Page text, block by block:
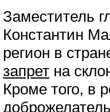
Заместитель
Константин
регион в
запрет на
Кроме того, в